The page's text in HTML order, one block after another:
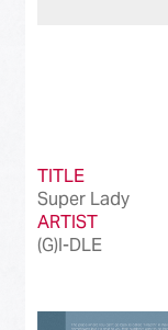
TITLE
Super Lady
ARTIST
(G)I-DLE